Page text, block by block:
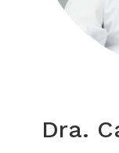
Dra.